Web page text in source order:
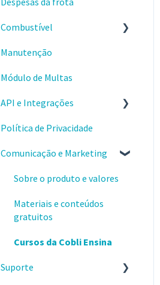
Conquistando resultados
Comprovantes
Combustível
Primeiros passos
Usando a gestão de
Combustível
Manutenção
Módulo de Multas
API e Integrações
Comece por aqui
Aplicativos
Webhooks
Política de Privacidade
Comunicação e Marketing
Sobre o produto e valores
Materiais e conteúdos
gratuitos
Cursos da Cobli Ensina
Suporte